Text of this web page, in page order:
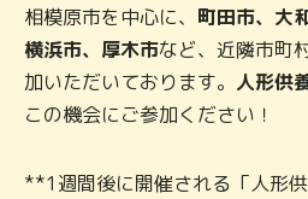
相模原市を中心に、 町田市、大
横浜市、厚木市など、近隣市町
加いただいております。 人形供
この機会にご参加ください！
**1週間後に開催される「人形